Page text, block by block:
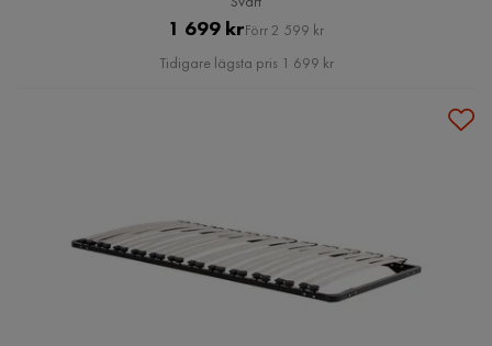
Pris
1 699 krOriginal
Pris
Förr 2 599 kr
Tidigare lägsta pris 1 699 kr